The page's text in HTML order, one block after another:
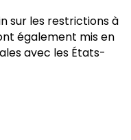
sur les restrictions à
également mis en
avec les États-